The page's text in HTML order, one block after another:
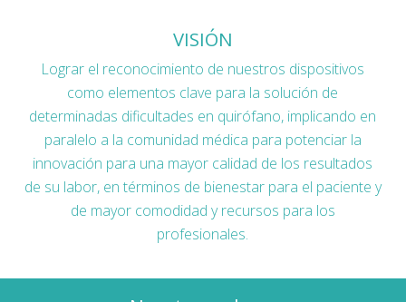
VISIÓN
Lograr el reconocimiento de nuestros dispositivos
como elementos clave para la solución de
determinadas dificultades en quirófano, implicando en
paralelo a la comunidad médica para potenciar la
innovación para una mayor calidad de los resultados
de su labor, en términos de bienestar para el paciente y
de mayor comodidad y recursos para los
profesionales.